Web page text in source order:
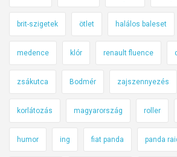
brit-szigetek ötlet halálos baleset
medence klór renault fluence
zsákutca Bodmér zajszennyezés
korlátozás magyarország roller
humor ing fiat panda panda